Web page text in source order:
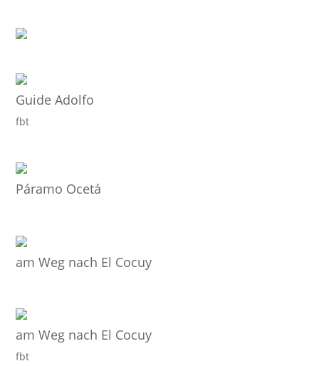
Guide Adolfo
fbt
Páramo Ocetá
am Weg nach El Cocuy
am Weg nach El Cocuy
fbt